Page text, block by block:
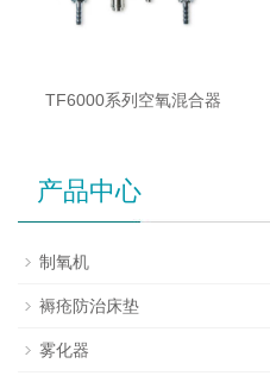
TF6000系列空氧混合器
产品中心
制氧机
褥疮防治床垫
雾化器